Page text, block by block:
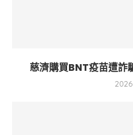
慈濟購買BNT疫苗遭